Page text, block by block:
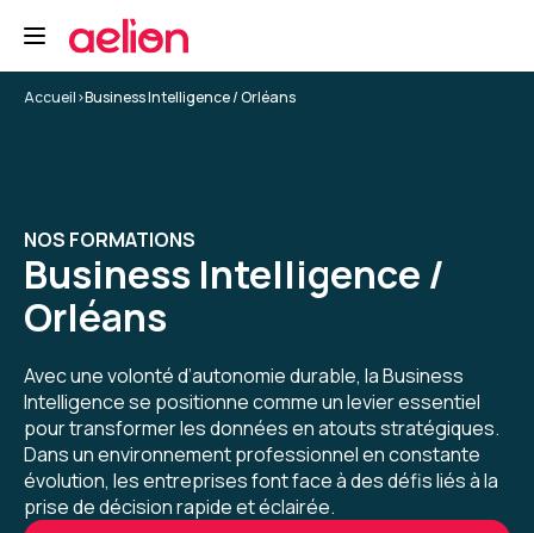
Accueil>Business Intelligence / Orléans
NOS FORMATIONS
Business Intelligence /
Orléans
Avec une volonté d’autonomie durable, la Business
Intelligence se positionne comme un levier essentiel
pour transformer les données en atouts stratégiques.
Dans un environnement professionnel en constante
évolution, les entreprises font face à des défis liés à la
prise de décision rapide et éclairée.
Formation : Power BI, expertise
Thierry A.
4
bonne expérience mais il manque un parking à
vélos
Formation : Power BI, expertise